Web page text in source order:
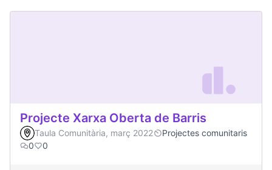
Projecte Xarxa Oberta de Barris
Taula Comunitària, març 2022
Projectes comunitaris
0
0